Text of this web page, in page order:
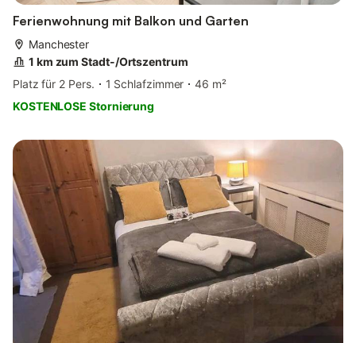
Ferienwohnung mit Balkon und Garten
Manchester
1 km zum Stadt-/Ortszentrum
Platz für 2 Pers.
1 Schlafzimmer
46 m²
KOSTENLOSE Stornierung